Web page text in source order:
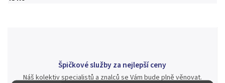
Špičkové služby za nejlepší ceny
Náš kolektiv specialistů a znalců se Vám bude plně věnovat.